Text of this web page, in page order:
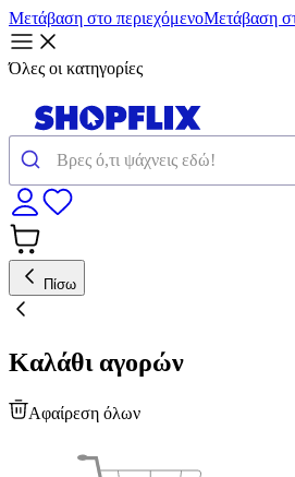
Μετάβαση στο περιεχόμενοΜετάβαση
Όλες οι κατηγορίες
Πίσω
Καλάθι αγορών
Αφαίρεση όλων